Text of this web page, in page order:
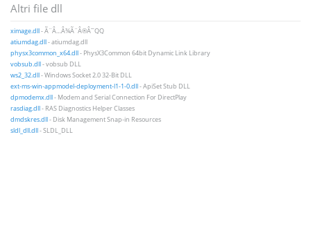
Altri file dll
ximage.dll- Ã¨Â…Â¾Ã¨Â®Â¯QQ
atiumdag.dll- atiumdag.dll
physx3common_x64.dll- PhysX3Common 64bit Dynamic Link Library
vobsub.dll- vobsub DLL
ws2_32.dll- Windows Socket 2.0 32-Bit DLL
ext-ms-win-appmodel-deployment-l1-1-0.dll- ApiSet Stub DLL
dpmodemx.dll- Modem and Serial Connection For DirectPlay
rasdiag.dll- RAS Diagnostics Helper Classes
dmdskres.dll- Disk Management Snap-in Resources
sldl_dll.dll- SLDL_DLL